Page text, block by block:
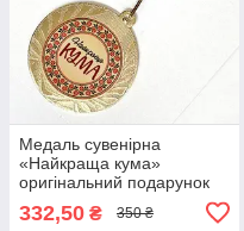
Медаль сувенірна
«Найкраща кума»
оригінальний подарунок
332,50 ₴ 350 ₴